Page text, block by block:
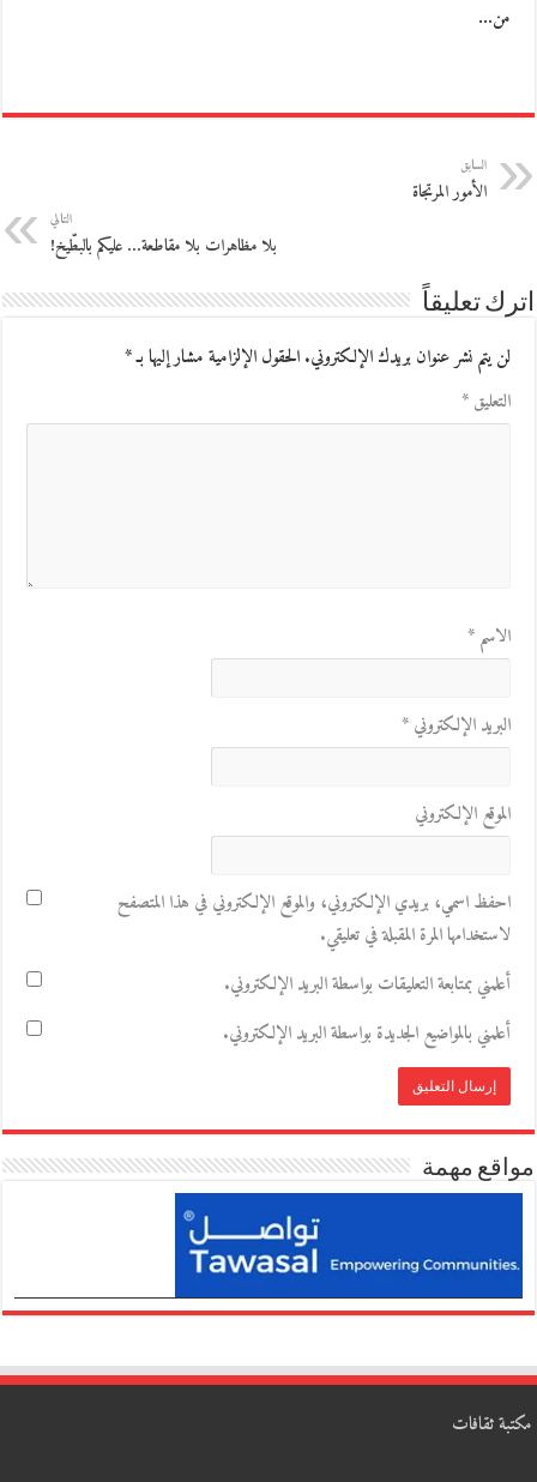
من…
السابق
الأمور المرتجاة
التالي
بلا مظاهرات بلا مقاطعة… عليكم بالبطّيخ!
اترك تعليقاً
لن يتم نشر عنوان بريدك الإلكتروني.الحقول الإلزامية مشار إليها بـ*
التعليق*
الاسم*
البريد الإلكتروني*
الموقع الإلكتروني
احفظ اسمي، بريدي الإلكتروني، والموقع الإلكتروني في هذا المتصفح
لاستخدامها المرة المقبلة في تعليقي.
أعلمني بمتابعة التعليقات بواسطة البريد الإلكتروني.
أعلمني بالمواضيع الجديدة بواسطة البريد الإلكتروني.
مواقع مهمة
مكتبة ثقافات